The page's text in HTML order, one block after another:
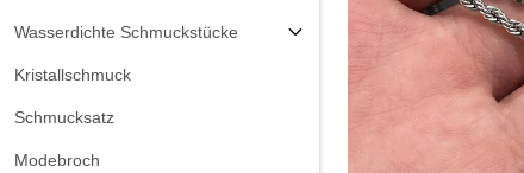
Wasserdichte Schmuckstücke
Kristallschmuck
Schmucksatz
Modebroch